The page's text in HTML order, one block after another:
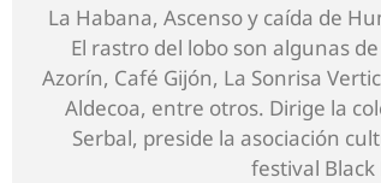
La Habana, Ascenso y caída de
El rastro del lobo son algunas
Azorín, Café Gijón, La Sonrisa
Aldecoa, entre otros. Dirige la
Serbal, preside la asociación
festival